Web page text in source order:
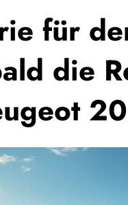
für
die